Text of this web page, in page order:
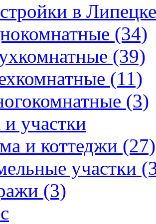
в Липецке
(34)
(39)
(11)
(3)
участки
и коттеджи (27)
участки
(3)